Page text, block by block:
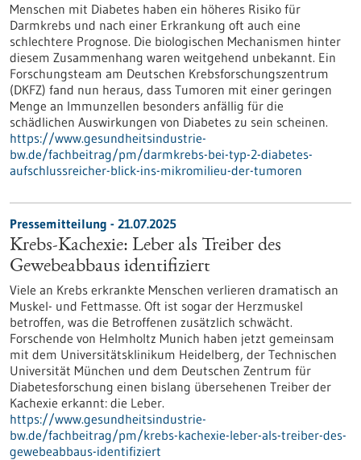
Menschen mit Diabetes haben ein höheres Risiko für
Darmkrebs und nach einer Erkrankung oft auch eine
schlechtere Prognose. Die biologischen Mechanismen hinter
diesem Zusammenhang waren weitgehend unbekannt. Ein
Forschungsteam am Deutschen Krebsforschungszentrum
(DKFZ) fand nun heraus, dass Tumoren mit einer geringen
Menge an Immunzellen besonders anfällig für die
schädlichen Auswirkungen von Diabetes zu sein scheinen.
https://www.gesundheitsindustrie-
bw.de/fachbeitrag/pm/darmkrebs-bei-typ-2-diabetes-
aufschlussreicher-blick-ins-mikromilieu-der-tumoren
Pressemitteilung - 21.07.2025
Krebs-Kachexie: Leber als Treiber des
Gewebeabbaus identifiziert
Viele an Krebs erkrankte Menschen verlieren dramatisch an
Muskel- und Fettmasse. Oft ist sogar der Herzmuskel
betroffen, was die Betroffenen zusätzlich schwächt.
Forschende von Helmholtz Munich haben jetzt gemeinsam
mit dem Universitätsklinikum Heidelberg, der Technischen
Universität München und dem Deutschen Zentrum für
Diabetesforschung einen bislang übersehenen Treiber der
Kachexie erkannt: die Leber.
https://www.gesundheitsindustrie-
bw.de/fachbeitrag/pm/krebs-kachexie-leber-als-treiber-des-
gewebeabbaus-identifiziert